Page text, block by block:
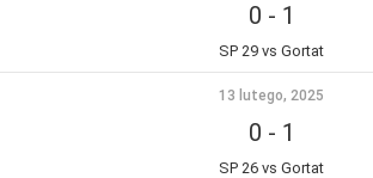
0 - 1
SP 29 vs Gortat
13 lutego, 2025
0 - 1
SP 26 vs Gortat